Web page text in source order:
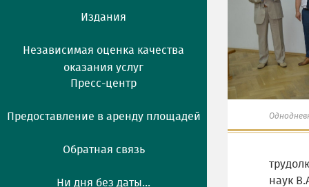
Издания
Независимая оценка качества
оказания услуг
Пресс-центр
Предоставление в аренду площадей
Обратная связь
Ни дня без даты...
наук